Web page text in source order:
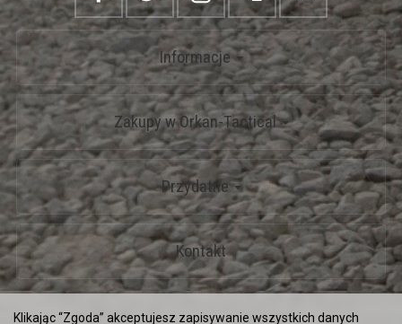
Informacje
Zakupy w Orkan-Tactical
Przydatne
Kontakt
*) brutto +
koszty dostawy
Klikając “Zgoda” akceptujesz zapisywanie wszystkich danych